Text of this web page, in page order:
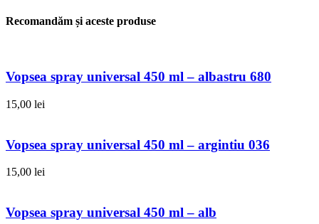
Recomandăm și aceste produse
Vopsea spray universal 450 ml – albastru 680
15,00 lei
Vopsea spray universal 450 ml – argintiu 036
15,00 lei
Vopsea spray universal 450 ml – alb